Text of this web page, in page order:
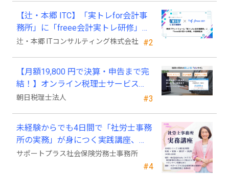
#2
【辻・本郷 ITC】「実トレfor会計事
務所」に「freee会計実トレ研修」を
新規追加
辻・本郷 ITコンサルティング株式会社
#3
【月額19,800 円で決算・申告まで完
結！】オンライン税理士サービス
「Wiz サポ」
朝日税理士法人
#4
未経験からでも4日間で「社労士事務
所の実務」が身につく実践講座、
2026年9月開講
サポートプラス社会保険労務士事務所